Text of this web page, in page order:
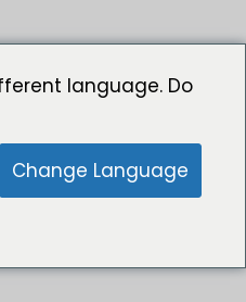
language. Do
Change Language